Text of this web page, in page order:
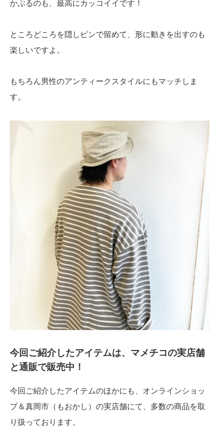
かぶるのも、最高にカッコイイです！
ところどころを隠しピンで留めて、形に動きを出すのも
楽しいですよ。
もちろん男性のアンティークスタイルにもマッチしま
す。
今回ご紹介したアイテムは、マメチコの実店舗
と通販で販売中！
今回ご紹介したアイテムのほかにも、オンラインショッ
プ＆真岡市（もおかし）の実店舗にて、多数の商品を取
り扱っております。